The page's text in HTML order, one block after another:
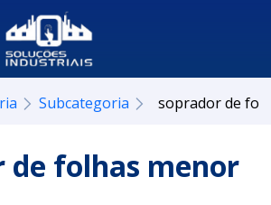
Subcategoria soprador de
de folhas menor